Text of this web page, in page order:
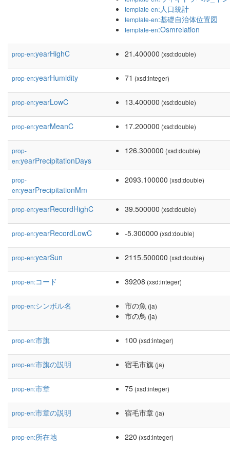
template-en:人口統計
template-en:基礎自治体位置図
template-en:Osmrelation
prop-en:yearHighC 21.400000 (xsd:double)
prop-en:yearHumidity 71 (xsd:integer)
prop-en:yearLowC 13.400000 (xsd:double)
prop-en:yearMeanC 17.200000 (xsd:double)
prop-
en:yearPrecipitationDays
126.300000 (xsd:double)
prop-
en:yearPrecipitationMm
2093.100000 (xsd:double)
prop-en:yearRecordHighC 39.500000 (xsd:double)
prop-en:yearRecordLowC -5.300000 (xsd:double)
prop-en:yearSun 2115.500000 (xsd:double)
prop-en:コード 39208 (xsd:integer)
prop-en:シンボル名 市の魚 (ja)
市の鳥 (ja)
prop-en:市旗 100 (xsd:integer)
prop-en:市旗の説明 宿毛市旗 (ja)
prop-en:市章 75 (xsd:integer)
prop-en:市章の説明 宿毛市章 (ja)
prop-en:所在地 220 (xsd:integer)